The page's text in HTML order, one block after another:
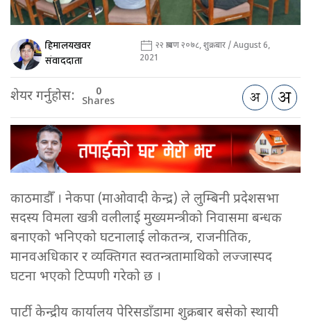
हिमालयखवर
संवाददाता
२२ श्रावण २०७८, शुक्रबार / August 6,
2021
शेयर गर्नुहोस: 0
Shares
काठमाडौँ । नेकपा (माओवादी केन्द्र) ले लुम्बिनी प्रदेशसभा
सदस्य विमला खत्री वलीलाई मुख्यमन्त्रीको निवासमा बन्धक
बनाएको भनिएको घटनालाई लोकतन्त्र, राजनीतिक,
मानवअधिकार र व्यक्तिगत स्वतन्त्रतामाथिको लज्जास्पद
घटना भएको टिप्पणी गरेको छ ।
पार्टी केन्द्रीय कार्यालय पेरिसडाँडामा शुक्रबार बसेको स्थायी